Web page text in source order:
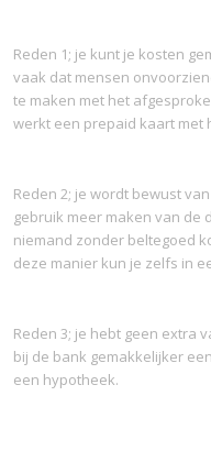
Reden 1; je kunt je kosten
vaak dat mensen
te maken met het
werkt een prepaid kaart met
Reden 2; je wordt bewust
gebruik meer maken van de
niemand zonder beltegoed
deze manier kun je zelfs in
Reden 3; je hebt geen extra
bij de bank gemakkelijker
een hypotheek.